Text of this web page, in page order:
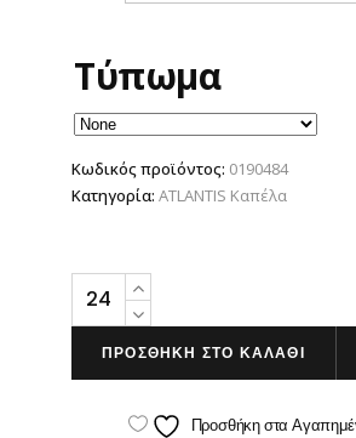
Τύπωμα
Κωδικός προϊόντος: 0190484
Κατηγορία: ATLANTIS Καπέλα
FEED
ΠΡΟΣΘΗΚΗ ΣΤΟ ΚΑΛΑΘΙ
Προσθήκη στα